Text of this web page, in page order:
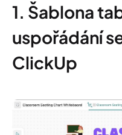
1. Šablona
uspořádání
ClickUp